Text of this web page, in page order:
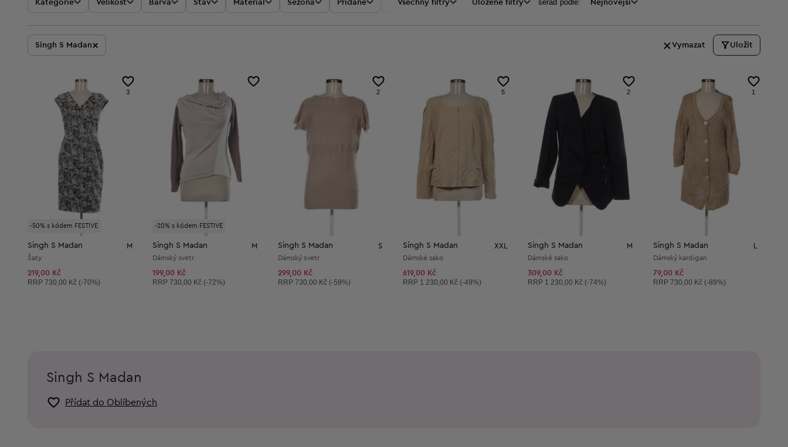
Kategorie Velikost Barva Stav Materiál Sezóna Přidané Akce Cena
Všechny filtry Uložené filtry seraď podle: Nejnovější
Singh S Madan× Vymazat Uložit
-50% s kódem FESTIVE
3
Singh S Madan M
Šaty
219,00 Kč
Doporučená cena:
RRP 730,00 Kč (-70%)
-20% s kódem FESTIVE
Singh S Madan M
Dámský svetr
199,00 Kč
Doporučená cena:
RRP730,00 Kč (-72%)
2
Singh S Madan S
Dámský svetr
299,00 Kč
Doporučená cena:
RRP 730,00 Kč (-59%)
5
Singh S Madan XXL
Dámské sako
619,00 Kč
Doporučená cena:
RRP 1 230,00 Kč (-49%)
2
Singh S Madan M
Dámské sako
309,00 Kč
Doporučená cena:
RRP 1 230,00 Kč (-74%)
1
Singh S Madan
Dámský kardigan
79,00 Kč
Doporučená cena:
RRP 730,00 Kč (-89%)
Singh S Madan
Přídat do Oblíbených